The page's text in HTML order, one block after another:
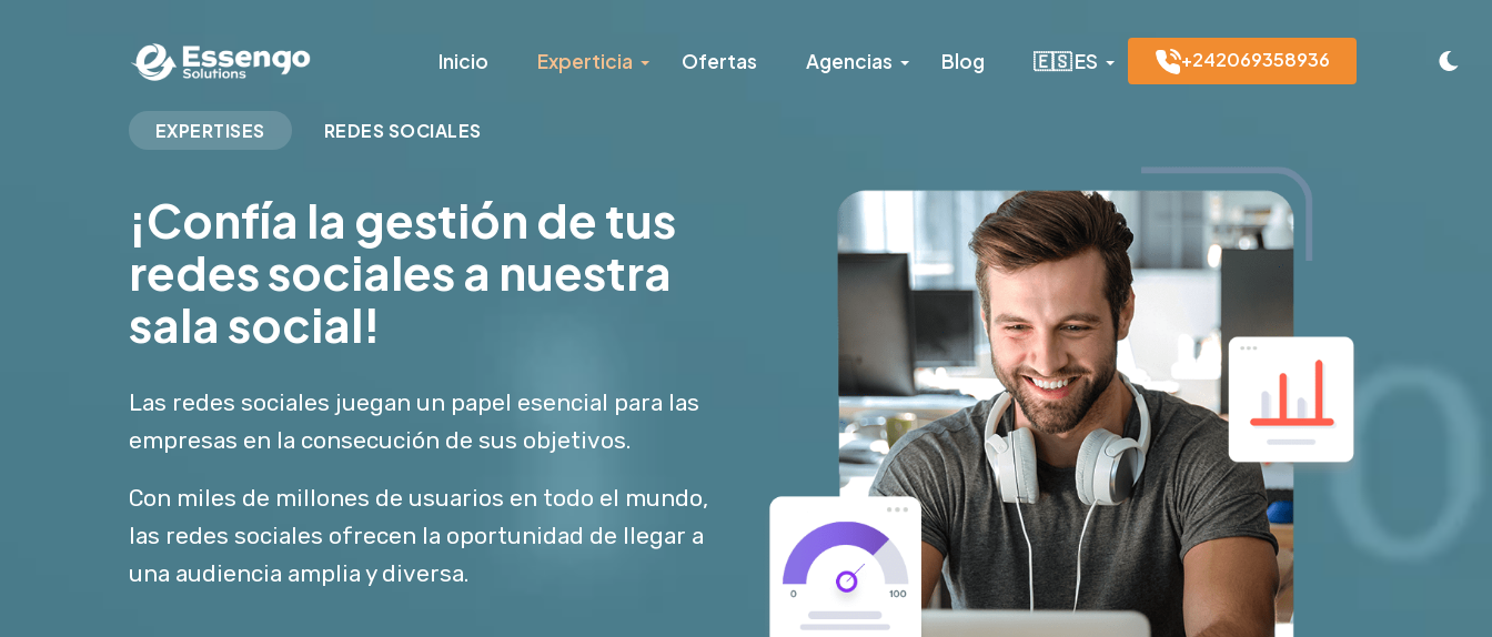
Inicio Experticia Ofertas Agencias Blog 🇪🇸 ES +242069358936
EXPERTISES REDES SOCIALES
¡Confía la gestión de tus
redes sociales a nuestra
sala social!
Las redes sociales juegan un papel esencial para las
empresas en la consecución de sus objetivos.
Con miles de millones de usuarios en todo el mundo,
las redes sociales ofrecen la oportunidad de llegar a
una audiencia amplia y diversa.